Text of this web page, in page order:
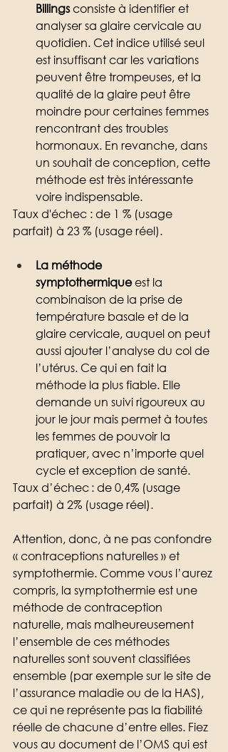
Billings consiste à identifier et
analyser sa glaire cervicale au
quotidien. Cet indice utilisé seul
est insuffisant car les variations
peuvent être trompeuses, et la
qualité de la glaire peut être
moindre pour certaines femmes
rencontrant des troubles
hormonaux. En revanche, dans
un souhait de conception, cette
méthode est très intéressante
voire indispensable.
Taux d'échec : de 1 % (usage
parfait) à 23 % (usage réel).
La méthode
symptothermique est la
combinaison de la prise de
température basale et de la
glaire cervicale, auquel on peut
aussi ajouter l’analyse du col de
l’utérus. Ce qui en fait la
méthode la plus fiable. Elle
demande un suivi rigoureux au
jour le jour mais permet à toutes
les femmes de pouvoir la
pratiquer, avec n’importe quel
cycle et exception de santé.
Taux d’échec : de 0,4% (usage
parfait) à 2% (usage réel).
Attention, donc, à ne pas confondre
« contraceptions naturelles » et
symptothermie. Comme vous l’aurez
compris, la symptothermie est une
méthode de contraception
naturelle, mais malheureusement
l’ensemble de ces méthodes
naturelles sont souvent classifiées
ensemble (par exemple sur le site de
l’assurance maladie ou de la HAS),
ce qui ne représente pas la fiabilité
réelle de chacune d’entre elles. Fiez
vous au document de l’OMS qui est